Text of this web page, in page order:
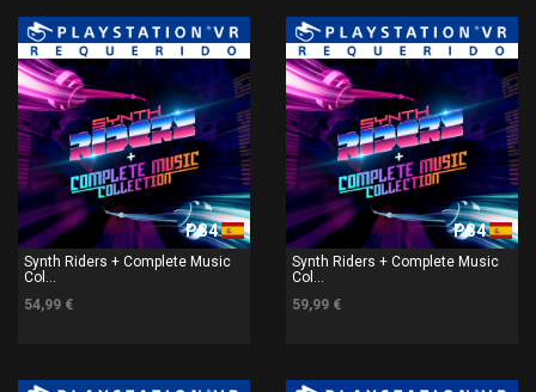
PS4
Synth Riders + Complete Music
Col...
54,99 €
PS4
Synth Riders + Complete Music
Col...
59,99 €